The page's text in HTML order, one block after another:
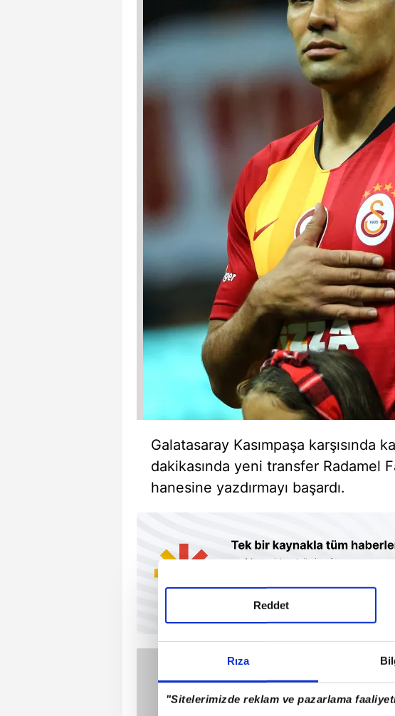
Rıza
"Sitelerimizde reklam ve pazarlama
Reddet
Galatasaray Kasımpaşa karşısında
dakikasında yeni transfer Radamel
hanesine yazdırmayı başardı.